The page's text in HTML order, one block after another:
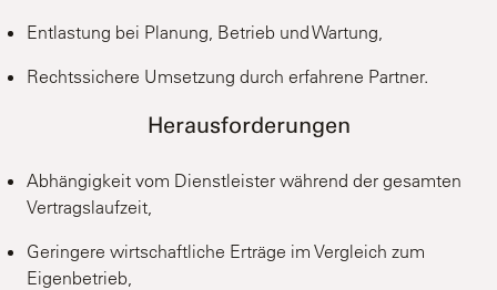
Entlastung bei Planung, Betrieb und Wartung,
Rechtssichere Umsetzung durch erfahrene Partner.
Herausforderungen
Abhängigkeit vom Dienstleister während der gesamten
Vertragslaufzeit,
Geringere wirtschaftliche Erträge im Vergleich zum
Eigenbetrieb,